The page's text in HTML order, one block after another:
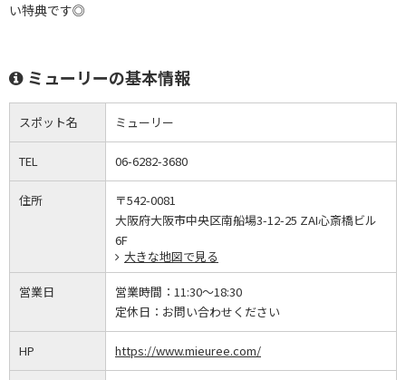
い特典です◎
ミューリーの基本情報
スポット名 ミューリー
TEL 06-6282-3680
住所
〒542-0081
大阪府大阪市中央区南船場3-12-25 ZAI心斎橋ビル
6F
大きな地図で見る
営業日 営業時間： 11:30～18:30
定休日： お問い合わせください
HP https://www.mieuree.com/